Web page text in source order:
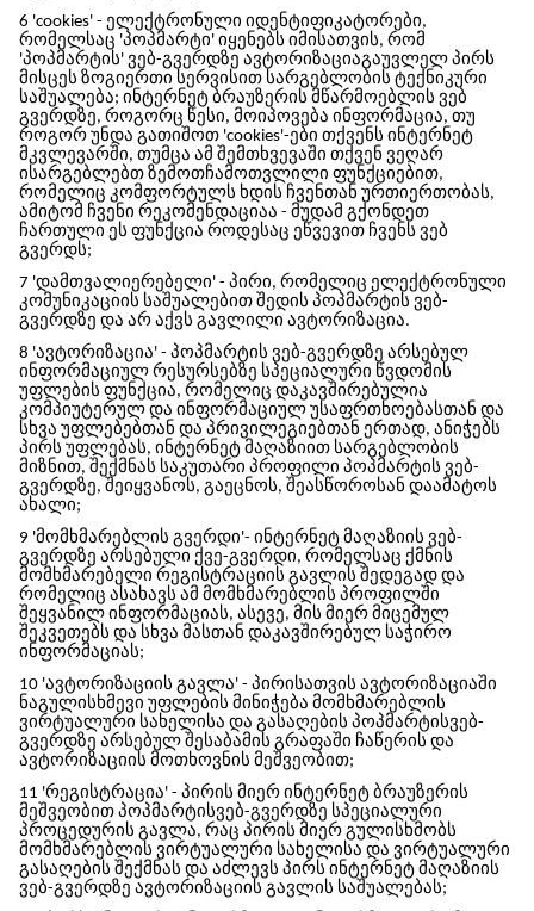
6 'cookies' - ელექტრონული იდენტიფიკატორები,
რომელსაც 'პოპმარტი' იყენებს იმისათვის, რომ
'პოპმარტის' ვებ-გვერდზე ავტორიზაციაგაუვლელ პირს
მისცეს ზოგიერთი სერვისით სარგებლობის ტექნიკური
საშუალება; ინტერნეტ ბრაუზერის მწარმოებლის ვებ
გვერდზე, როგორც წესი, მოიპოვება ინფორმაცია, თუ
როგორ უნდა გათიშოთ 'cookies'-ები თქვენს ინტერნეტ
მკვლევარში, თუმცა ამ შემთხვევაში თქვენ ვეღარ
ისარგებლებთ ზემოთჩამოთვლილი ფუნქციებით,
რომელიც კომფორტულს ხდის ჩვენთან ურთიერთობას,
ამიტომ ჩვენი რეკომენდაციაა - მუდამ გქონდეთ
ჩართული ეს ფუნქცია როდესაც ეწვევით ჩვენს ვებ
გვერდს;
7 'დამთვალიერებელი' - პირი, რომელიც ელექტრონული
კომუნიკაციის საშუალებით შედის პოპმარტის ვებ-
გვერდზე და არ აქვს გავლილი ავტორიზაცია.
8 'ავტორიზაცია' - პოპმარტის ვებ-გვერდზე არსებულ
ინფორმაციულ რესურსებზე სპეციალური წვდომის
უფლების ფუნქცია, რომელიც დაკავშირებულია
კომპიუტერულ და ინფორმაციულ უსაფრთხოებასთან და
სხვა უფლებებთან და პრივილეგიებთან ერთად, ანიჭებს
პირს უფლებას, ინტერნეტ მაღაზიით სარგებლობის
მიზნით, შექმნას საკუთარი პროფილი პოპმარტის ვებ-
გვერდზე, შეიყვანოს, გაეცნოს, შეასწოროსან დაამატოს
ახალი;
9 'მომხმარებლის გვერდი'- ინტერნეტ მაღაზიის ვებ-
გვერდზე არსებული ქვე-გვერდი, რომელსაც ქმნის
მომხმარებელი რეგისტრაციის გავლის შედეგად და
რომელიც ასახავს ამ მომხმარებლის პროფილში
შეყვანილ ინფორმაციას, ასევე, მის მიერ მიცემულ
შეკვეთებს და სხვა მასთან დაკავშირებულ საჭირო
ინფორმაციას;
10 'ავტორიზაციის გავლა' - პირისათვის ავტორიზაციაში
ნაგულისხმევი უფლების მინიჭება მომხმარებლის
ვირტუალური სახელისა და გასაღების პოპმარტისვებ-
გვერდზე არსებულ შესაბამის გრაფაში ჩაწერის და
ავტორიზაციის მოთხოვნის მეშვეობით;
11 'რეგისტრაცია' - პირის მიერ ინტერნეტ ბრაუზერის
მეშვეობით პოპმარტისვებ-გვერდზე სპეციალური
პროცედურის გავლა, რაც პირის მიერ გულისხმობს
მომხმარებლის ვირტუალური სახელისა და ვირტუალური
გასაღების შექმნას და აძლევს პირს ინტერნეტ მაღაზიის
ვებ-გვერდზე ავტორიზაციის გავლის საშუალებას;